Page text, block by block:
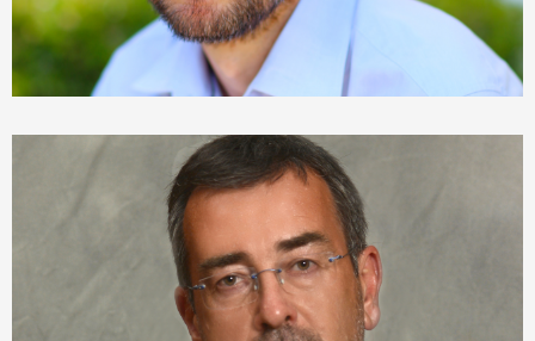
Pascal Flamand
Secrétaire général de l’incubateur